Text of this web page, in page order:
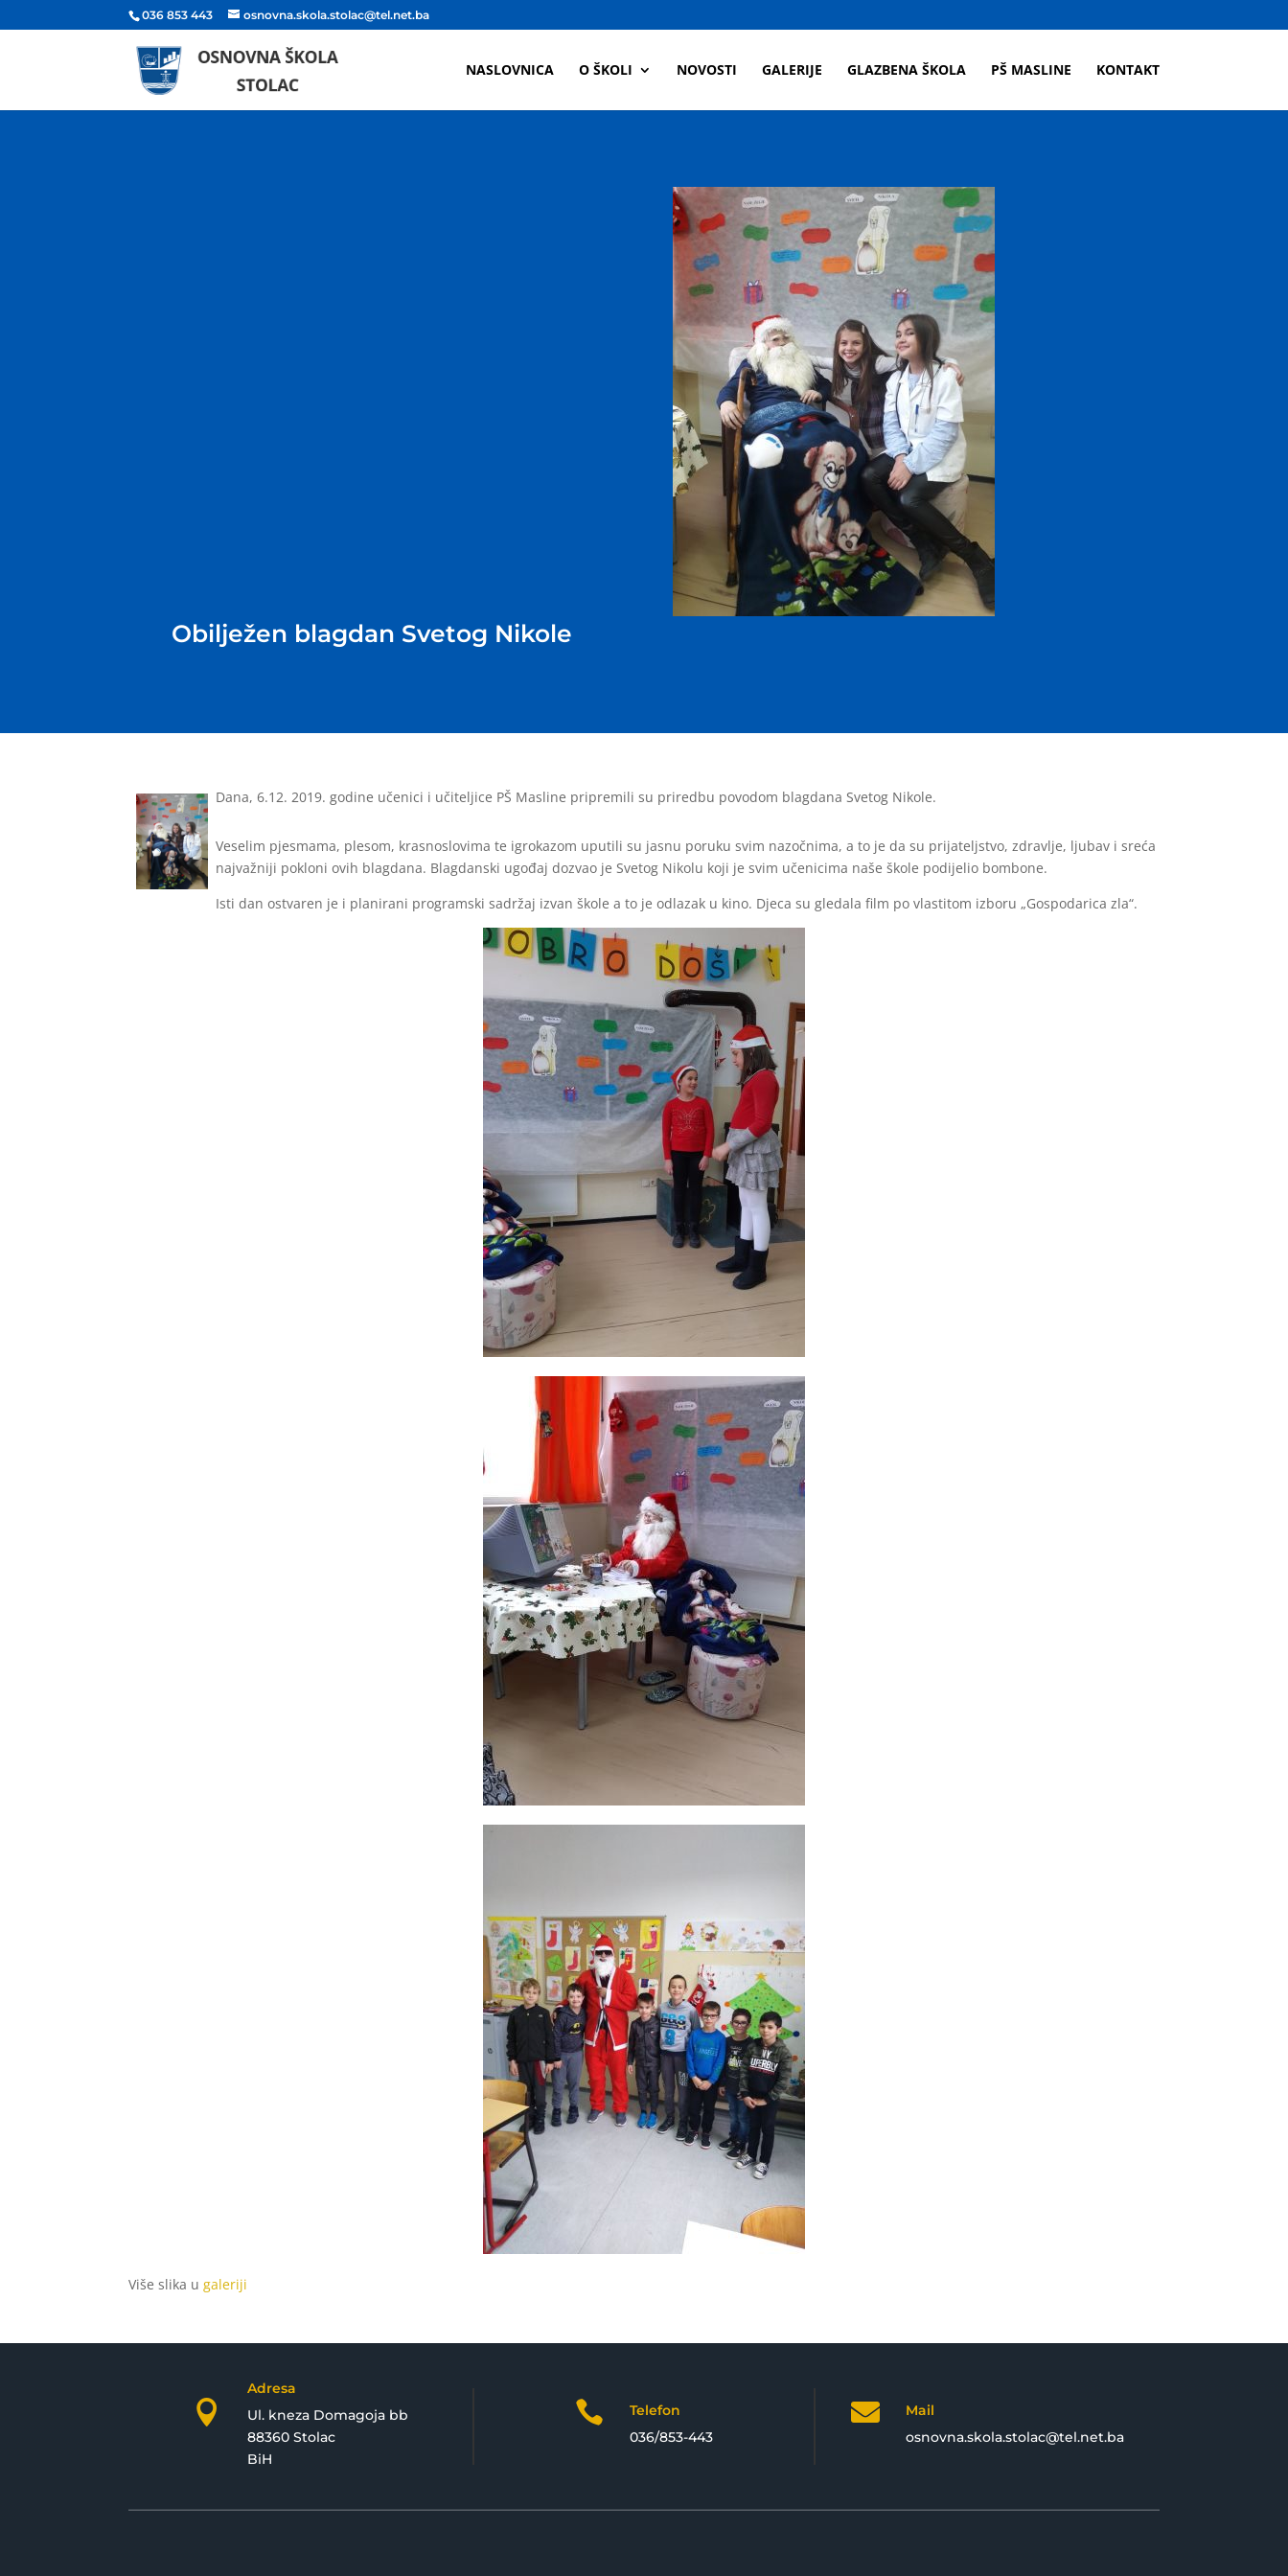
036 853 443 osnovna.skola.stolac@tel.net.ba
NASLOVNICA O ŠKOLI NOVOSTI GALERIJE GLAZBENA ŠKOLA PŠ MASLINE KONTAKT
Obilježen blagdan Svetog Nikole
Dana, 6.12. 2019. godine učenici i učiteljice PŠ Masline pripremili su priredbu povodom blagdana Svetog Nikole.
Veselim pjesmama, plesom, krasnoslovima te igrokazom uputili su jasnu poruku svim nazočnima, a to je da su prijateljstvo, zdravlje, ljubav i sreća
najvažniji pokloni ovih blagdana. Blagdanski ugođaj dozvao je Svetog Nikolu koji je svim učenicima naše škole podijelio bombone.
Isti dan ostvaren je i planirani programski sadržaj izvan škole a to je odlazak u kino. Djeca su gledala film po vlastitom izboru „Gospodarica zla“.
Više slika u galeriji

Adresa
Ul. kneza Domagoja bb
88360 Stolac
BiH

Telefon
036/853-443

Mail
osnovna.skola.stolac@tel.net.ba